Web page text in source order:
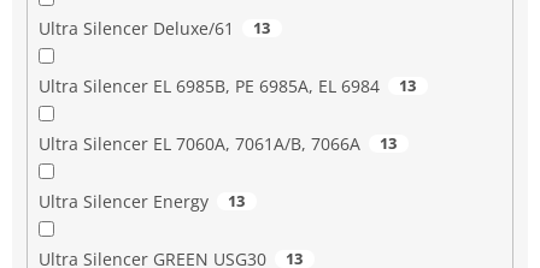
Ultra Silencer Deluxe/61 13
Ultra Silencer EL 6985B, PE 6985A, EL 6984 13
Ultra Silencer EL 7060A, 7061A/B, 7066A 13
Ultra Silencer Energy 13
Ultra Silencer GREEN USG30 13